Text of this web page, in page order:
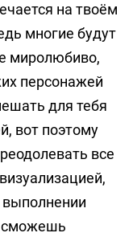
на твоём
многие будут
миролюбиво,
персонажей
для тебя
вот поэтому
все
сможешь